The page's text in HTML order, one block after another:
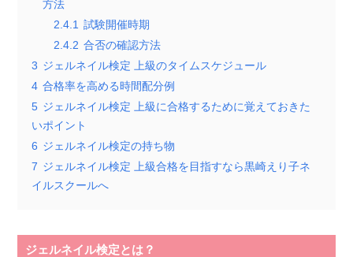
方法
2.4.1
試験開催時期
2.4.2 合否の確認方法
3 ジェルネイル検定 上級のタイムスケジュール
4 合格率を高める時間配分例
5 ジェルネイル検定 上級に合格するために覚えておきた
いポイント
6 ジェルネイル検定の持ち物
7 ジェルネイル検定 上級合格を目指すなら黒崎えり子ネ
イルスクールへ
ジェルネイル検定とは？